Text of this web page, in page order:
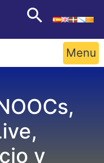
Menu
y